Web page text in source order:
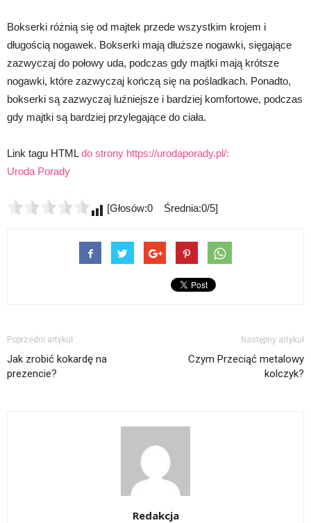
Bokserki różnią się od majtek przede wszystkim krojem i
długością nogawek. Bokserki mają dłuższe nogawki, sięgające
zazwyczaj do połowy uda, podczas gdy majtki mają krótsze
nogawki, które zazwyczaj kończą się na pośladkach. Ponadto,
bokserki są zazwyczaj luźniejsze i bardziej komfortowe, podczas
gdy majtki są bardziej przylegające do ciała.
Link tagu HTMLdo strony https://urodaporady.pl/:
Uroda Porady
[Głosów:0 Średnia:0/5]
Poprzedni artykuł
Jak zrobić kokardę na
prezencie?
Następny artykuł
Czym Przeciąć metalowy
kolczyk?
Redakcja